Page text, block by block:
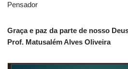
Pensador
Graça e paz da parte de nosso
Prof. Matusalém Alves Oliveira